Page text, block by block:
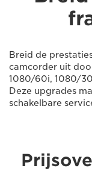
Breid de
camcorder uit
1080/60i, 1080/
Deze upgrades
schakelbare